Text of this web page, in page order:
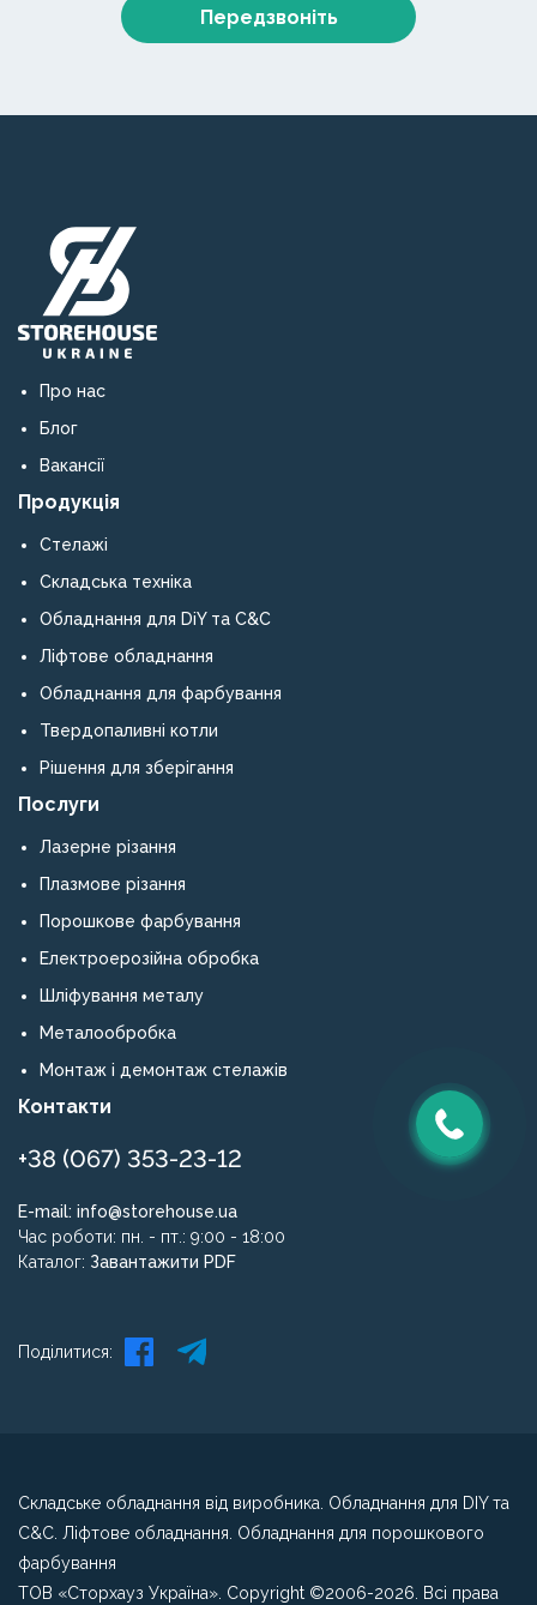
Передзвоніть
Про нас
Блог
Вакансії
Продукція
Стелажі
Складська техніка
Обладнання для DiY та C&C
Ліфтове обладнання
Обладнання для фарбування
Твердопаливні котли
Рішення для зберігання
Послуги
Лазерне різання
Плазмове різання
Порошкове фарбування
Електроерозійна обробка
Шліфування металу
Металообробка
Монтаж і демонтаж стелажів
Контакти
+38 (067) 353-23-12
E-mail: info@storehouse.ua
Час роботи: пн. - пт.: 9:00 - 18:00
Каталог: Завантажити PDF
Поділитися:
Складське обладнання від виробника. Обладнання для DIY та
C&C. Ліфтове обладнання. Обладнання для порошкового
фарбування
ТОВ «Сторхауз Україна». Copyright ©2006-2026. Всі права